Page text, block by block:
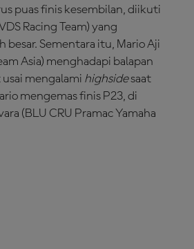
puas finis kesembilan, diikuti
Racing Team) yang
besar. Sementara itu, Mario Aji
Asia) menghadapi balapan
mengalami highsidesaat
mengemas finis P23, di
(BLU CRU Pramac Yamaha